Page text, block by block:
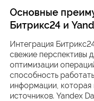
Основные
Битрикс24 и
Интеграция
свежие перспективы
оптимизации
способность
информации, которая
источников. Yandex